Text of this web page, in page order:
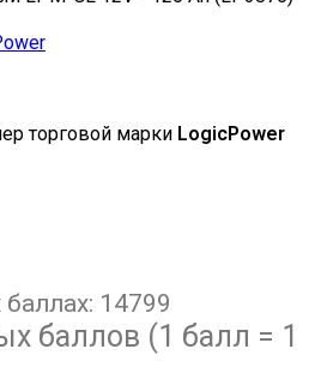
торговой марки LogicPower
14799
баллов (1 балл = 1